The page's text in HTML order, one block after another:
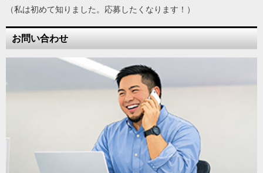
（私は初めて知りました。応募したくなります！）
お問い合わせ